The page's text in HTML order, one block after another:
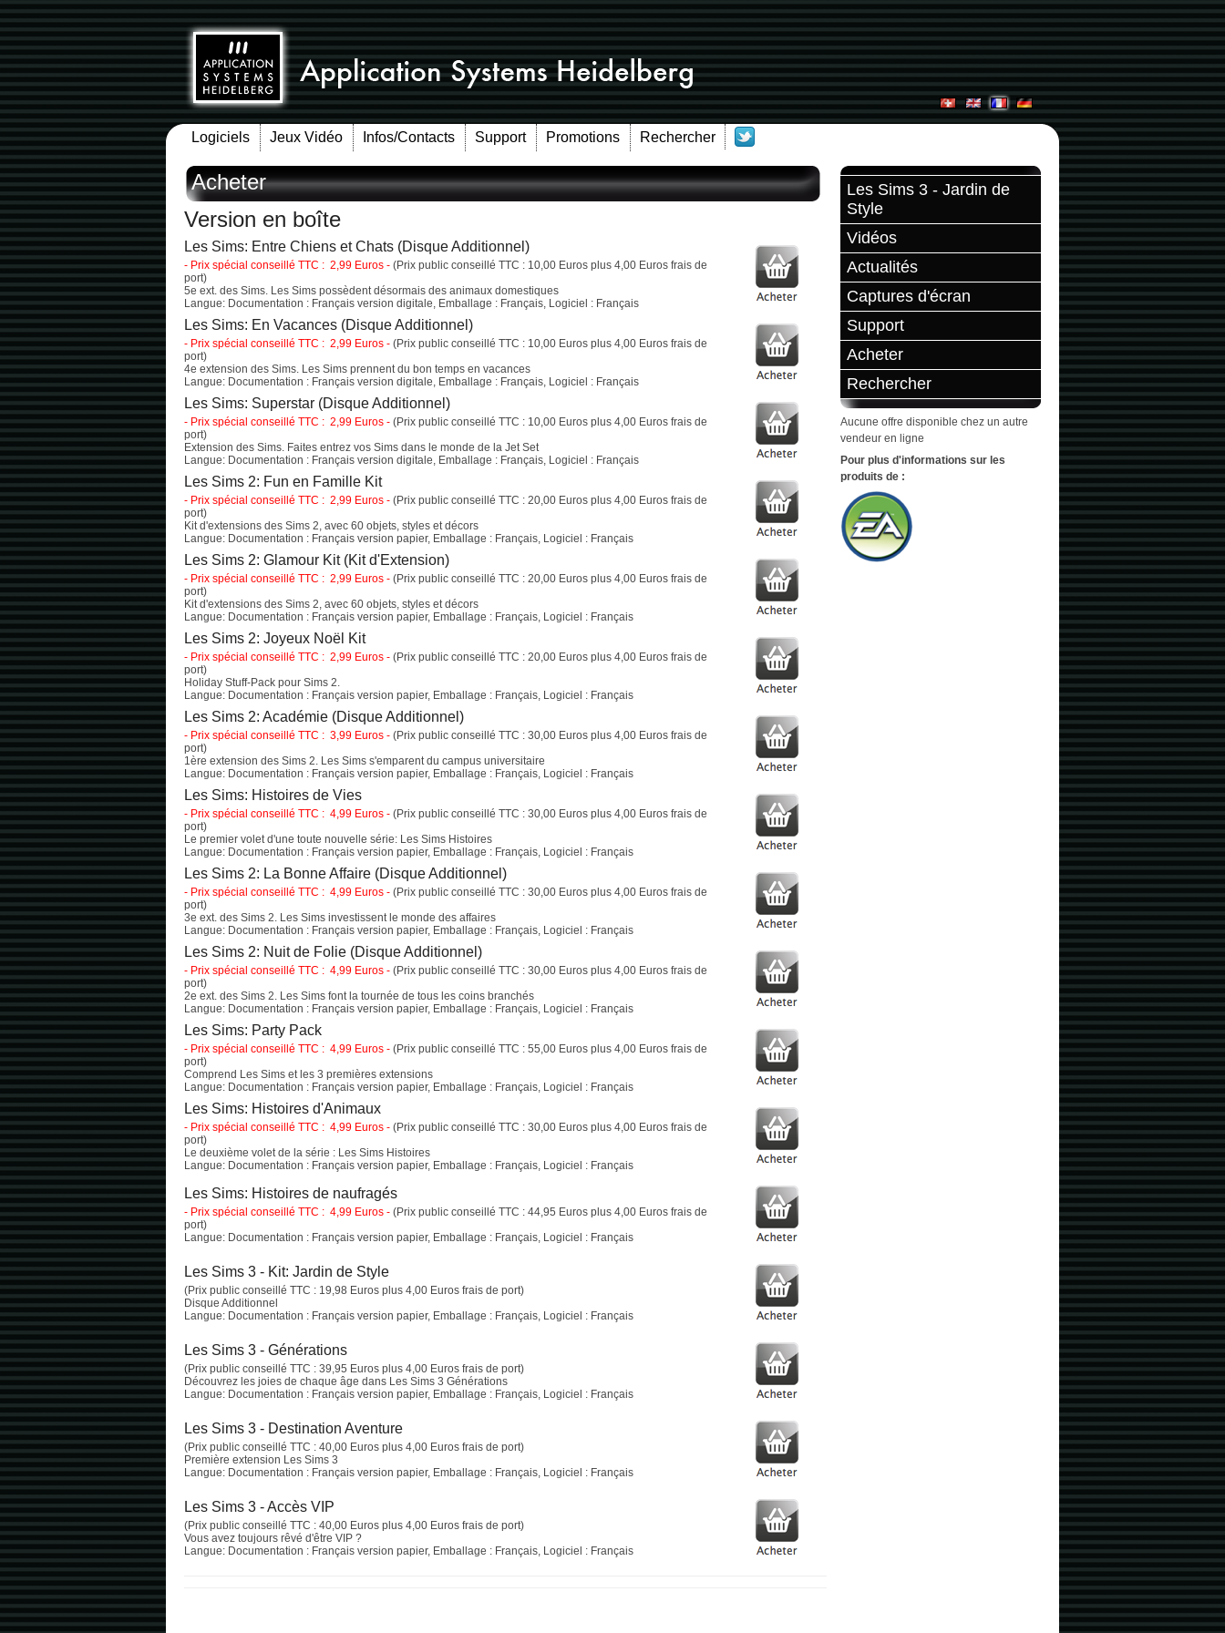
Logiciels Jeux Vidéo Infos/Contacts Support Promotions Rechercher
Les Sims 3 - Jardin de
Style
Vidéos
Actualités
Captures d'écran
Support
Acheter
Rechercher
Aucune offre disponible chez un autre
vendeur en ligne
Pour plus d'informations sur les
produits de :
Acheter
Version en boîte
Les Sims: Entre Chiens et Chats (Disque Additionnel)
- Prix spécial conseillé TTC : 2,99 Euros - (Prix public conseillé TTC : 10,00 Euros plus 4,00 Euros frais de
port)
5e ext. des Sims. Les Sims possèdent désormais des animaux domestiques
Langue: Documentation : Français version digitale, Emballage : Français, Logiciel : Français
Les Sims: En Vacances (Disque Additionnel)
- Prix spécial conseillé TTC : 2,99 Euros - (Prix public conseillé TTC : 10,00 Euros plus 4,00 Euros frais de
port)
4e extension des Sims. Les Sims prennent du bon temps en vacances
Langue: Documentation : Français version digitale, Emballage : Français, Logiciel : Français
Les Sims: Superstar (Disque Additionnel)
- Prix spécial conseillé TTC : 2,99 Euros - (Prix public conseillé TTC : 10,00 Euros plus 4,00 Euros frais de
port)
Extension des Sims. Faites entrez vos Sims dans le monde de la Jet Set
Langue: Documentation : Français version digitale, Emballage : Français, Logiciel : Français
Les Sims 2: Fun en Famille Kit
- Prix spécial conseillé TTC : 2,99 Euros - (Prix public conseillé TTC : 20,00 Euros plus 4,00 Euros frais de
port)
Kit d'extensions des Sims 2, avec 60 objets, styles et décors
Langue: Documentation : Français version papier, Emballage : Français, Logiciel : Français
Les Sims 2: Glamour Kit (Kit d'Extension)
- Prix spécial conseillé TTC : 2,99 Euros - (Prix public conseillé TTC : 20,00 Euros plus 4,00 Euros frais de
port)
Kit d'extensions des Sims 2, avec 60 objets, styles et décors
Langue: Documentation : Français version papier, Emballage : Français, Logiciel : Français
Les Sims 2: Joyeux Noël Kit
- Prix spécial conseillé TTC : 2,99 Euros - (Prix public conseillé TTC : 20,00 Euros plus 4,00 Euros frais de
port)
Holiday Stuff-Pack pour Sims 2.
Langue: Documentation : Français version papier, Emballage : Français, Logiciel : Français
Les Sims 2: Académie (Disque Additionnel)
- Prix spécial conseillé TTC : 3,99 Euros - (Prix public conseillé TTC : 30,00 Euros plus 4,00 Euros frais de
port)
1ère extension des Sims 2. Les Sims s'emparent du campus universitaire
Langue: Documentation : Français version papier, Emballage : Français, Logiciel : Français
Les Sims: Histoires de Vies
- Prix spécial conseillé TTC : 4,99 Euros - (Prix public conseillé TTC : 30,00 Euros plus 4,00 Euros frais de
port)
Le premier volet d'une toute nouvelle série: Les Sims Histoires
Langue: Documentation : Français version papier, Emballage : Français, Logiciel : Français
Les Sims 2: La Bonne Affaire (Disque Additionnel)
- Prix spécial conseillé TTC : 4,99 Euros - (Prix public conseillé TTC : 30,00 Euros plus 4,00 Euros frais de
port)
3e ext. des Sims 2. Les Sims investissent le monde des affaires
Langue: Documentation : Français version papier, Emballage : Français, Logiciel : Français
Les Sims 2: Nuit de Folie (Disque Additionnel)
- Prix spécial conseillé TTC : 4,99 Euros - (Prix public conseillé TTC : 30,00 Euros plus 4,00 Euros frais de
port)
2e ext. des Sims 2. Les Sims font la tournée de tous les coins branchés
Langue: Documentation : Français version papier, Emballage : Français, Logiciel : Français
Les Sims: Party Pack
- Prix spécial conseillé TTC : 4,99 Euros - (Prix public conseillé TTC : 55,00 Euros plus 4,00 Euros frais de
port)
Comprend Les Sims et les 3 premières extensions
Langue: Documentation : Français version papier, Emballage : Français, Logiciel : Français
Les Sims: Histoires d'Animaux
- Prix spécial conseillé TTC : 4,99 Euros - (Prix public conseillé TTC : 30,00 Euros plus 4,00 Euros frais de
port)
Le deuxième volet de la série : Les Sims Histoires
Langue: Documentation : Français version papier, Emballage : Français, Logiciel : Français
Les Sims: Histoires de naufragés
- Prix spécial conseillé TTC : 4,99 Euros - (Prix public conseillé TTC : 44,95 Euros plus 4,00 Euros frais de
port)
Langue: Documentation : Français version papier, Emballage : Français, Logiciel : Français
Les Sims 3 - Kit: Jardin de Style
(Prix public conseillé TTC : 19,98 Euros plus 4,00 Euros frais de port)
Disque Additionnel
Langue: Documentation : Français version papier, Emballage : Français, Logiciel : Français
Les Sims 3 - Générations
(Prix public conseillé TTC : 39,95 Euros plus 4,00 Euros frais de port)
Découvrez les joies de chaque âge dans Les Sims 3 Générations
Langue: Documentation : Français version papier, Emballage : Français, Logiciel : Français
Les Sims 3 - Destination Aventure
(Prix public conseillé TTC : 40,00 Euros plus 4,00 Euros frais de port)
Première extension Les Sims 3
Langue: Documentation : Français version papier, Emballage : Français, Logiciel : Français
Les Sims 3 - Accès VIP
(Prix public conseillé TTC : 40,00 Euros plus 4,00 Euros frais de port)
Vous avez toujours rêvé d'être VIP ?
Langue: Documentation : Français version papier, Emballage : Français, Logiciel : Français